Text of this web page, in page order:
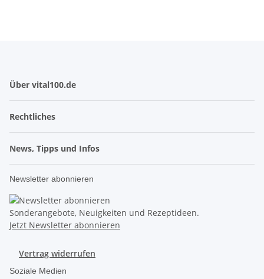
Über vital100.de
Rechtliches
News, Tipps und Infos
Newsletter abonnieren
Sonderangebote, Neuigkeiten und Rezeptideen.
Jetzt Newsletter abonnieren
Vertrag widerrufen
Soziale Medien